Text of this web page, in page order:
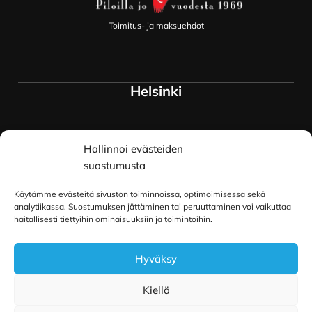
Hallinnoi evästeiden
suostumusta
Käytämme evästeitä sivuston toiminnoissa, optimoimisessa sekä
analytiikassa. Suostumuksen jättäminen tai peruuttaminen voi vaikuttaa
haitallisesti tiettyihin ominaisuuksiin ja toimintoihin.
Hyväksy
Kiellä
Toimitus- ja maksuehdot
Helsinki
Myymälä ja keskusvarasto
Siltavuorenranta 18
00170 Helsinki
Oulu
Kauppurienkatu 34
90100 Oulu